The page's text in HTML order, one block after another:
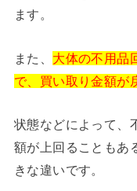
ます。
また、 大体の不用品
で、買い取り金額が
状態などによって、
額が上回ることもあ
きな違いです。